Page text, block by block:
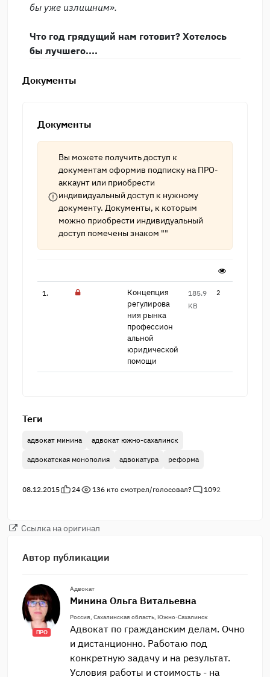
бы уже излишним».
Что год грядущий нам готовит? Хотелось
бы лучшего....
Документы
Документы
Вы можете получить доступ к
документам оформив подписку на ПРО-
аккаунт или приобрести
индивидуальный доступ к нужному
документу. Документы, к которым
можно приобрести индивидуальный
доступ помечены знаком ""
1.
Концепция
регулирова​
ния рынка
профессион​
альной
юридической
п​омощи
185.9
KB
2
Теги
адвокат минина адвокат южно-сахалинск
адвокатская монополия адвокатура реформа
08.12.2015 24 136 кто смотрел/голосовал? 1092
Ссылка на оригинал
Автор публикации
ПРО
Адвокат
Минина Ольга Витальевна
Россия, Сахалинская область, Южно-Сахалинск
Адвокат по гражданским делам. Очно
и дистанционно. Работаю под
конкретную задачу и на результат.
Условия работы и стоимость - на